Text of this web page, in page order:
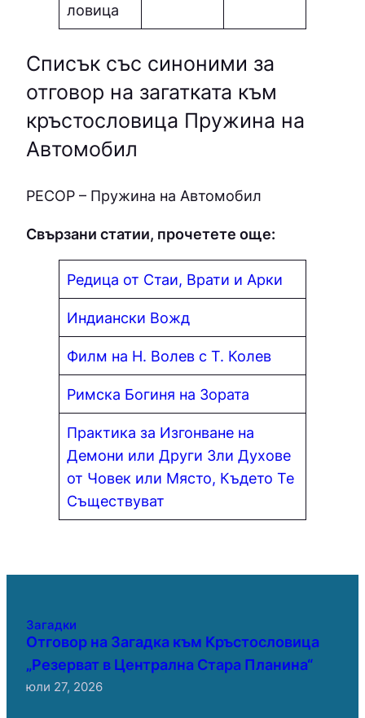
ловица
Списък със синоними за
отговор на загатката към
кръстословица Пружина на
Автомобил
PECOP – Пружина на Автомобил
Свързани статии, прочетете още:
Редица от Стаи, Врати и Арки
Индиански Вожд
Филм на Н. Волев с Т. Колев
Римска Богиня на Зората
Практика за Изгонване на
Демони или Други Зли Духове
от Човек или Място, Където Те
Съществуват
Загадки
Отговор на Загадка към Кръстословица
„Резерват в Централна Стара Планина“
юли 27, 2026